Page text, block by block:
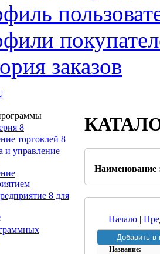
заказов
8
торговлей 8
и управление
8 для
Наименование
Начало |
Название: